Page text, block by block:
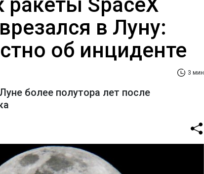
в Луну:
об инциденте
3 мин
более полутора лет после